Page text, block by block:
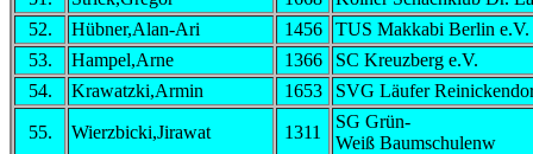
52.
Hübner,Alan-Ari 1456
TUS Makkabi Berlin e.V.
53.
Hampel,Arne 1366
SC Kreuzberg e.V.
54.
Krawatzki,Armin 1653 SVG Läufer
55. Wierzbicki,Jirawat 1311
SG Grün-
Weiß Baumschulenw